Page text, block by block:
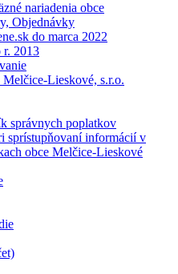
nariadenia obce
Objednávky
do marca 2022
2013
Lieskové, s.r.o.
správnych poplatkov
sprístupňovaní informácií v
obce Melčice-Lieskové